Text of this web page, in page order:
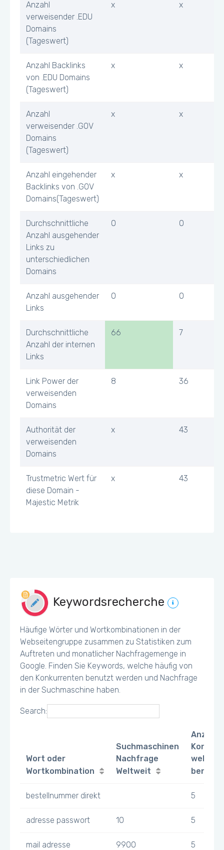
Anzahl
verweisender .EDU
Domains
(Tageswert)
x x
Anzahl Backlinks
von .EDU Domains
(Tageswert)
x x
Anzahl
verweisender .GOV
Domains
(Tageswert)
x x
Anzahl eingehender
Backlinks von .GOV
Domains(Tageswert)
x x
Durchschnittliche
Anzahl ausgehender
Links zu
unterschiedlichen
Domains
0 0
Anzahl ausgehender
Links
0 0
Durchschnittliche
Anzahl der internen
Links
66 7
Link Power der
verweisenden
Domains
8 36
Authorität der
verweisenden
Domains
x 43
Trustmetric Wert für
diese Domain -
Majestic Metrik
x 43
Keywordsrecherche
Häufige Wörter und Wortkombinationen in der
Webseitengruppe zusammen zu Statistiken zum
Auftreten und monatlicher Nachfragemenge in
Google. Finden Sie Keywords, welche häufig von
den Konkurrenten benutzt werden und Nachfrage
in der Suchmaschine haben.
Search:
Wort oder
Wortkombination
Suchmaschinen
Nachfrage
Weltweit
Anzahl
welche
bestellnummer direkt 5
adresse passwort 10 5
mail adresse 9900 5